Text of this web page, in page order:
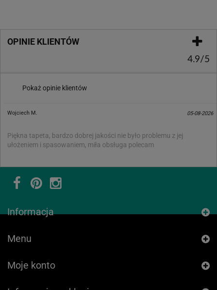
OPINIE KLIENTÓW
4.9/5
Pokaż opinie klientów
Wojciech M. 05-08-2026
Piękna tapeta, bardzo dobrej jakości nie było problemu z jej
ułożeniem i spasowaniem, miła obsługa polecam
Informacja
Menu
Moje konto